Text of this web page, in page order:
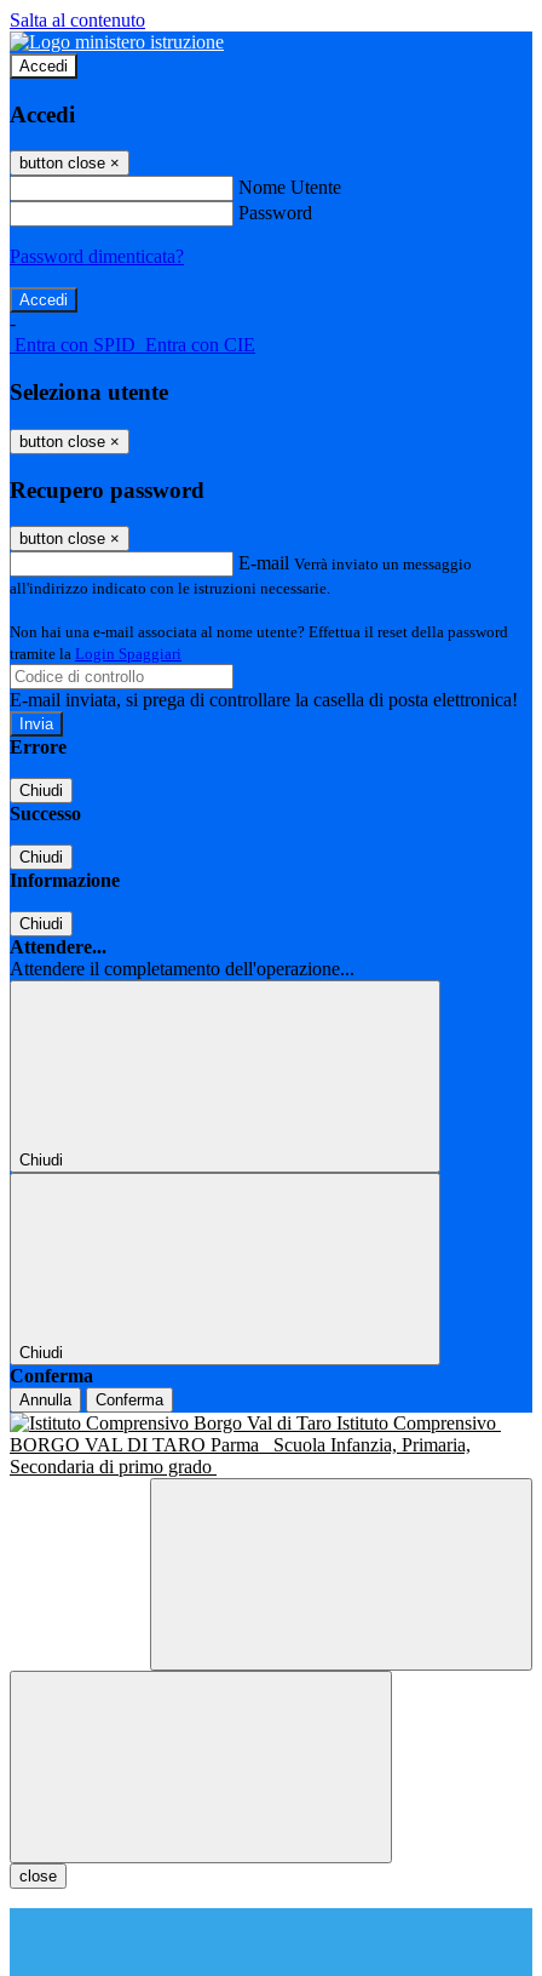
Salta al contenuto
Accedi
Accedi
button close ×
Nome Utente
Password
Password dimenticata?
-
Entra con SPID Entra con CIE
Seleziona utente
button close ×
Recupero password
button close ×
E-mail Verrà inviato un messaggio
all'indirizzo indicato con le istruzioni necessarie.
Non hai una e-mail associata al nome utente? Effettua il reset della password
tramite la Login Spaggiari
E-mail inviata, si prega di controllare la casella di posta elettronica!
Errore
Chiudi
Successo
Chiudi
Informazione
Chiudi
Attendere...
Attendere il completamento dell'operazione...
Chiudi
Chiudi
Conferma
Annulla Conferma
Istituto Comprensivo
BORGO VAL DI TARO Parma
Scuola Infanzia, Primaria,
Secondaria di primo grado
close